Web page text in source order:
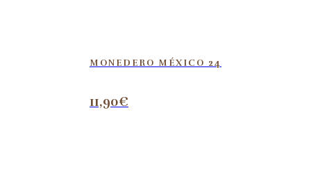
MONEDERO MÉXICO 24
11,90€